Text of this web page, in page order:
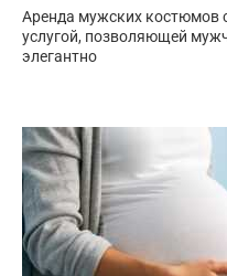
Аренда мужских костюмов
услугой, позволяющей
элегантно